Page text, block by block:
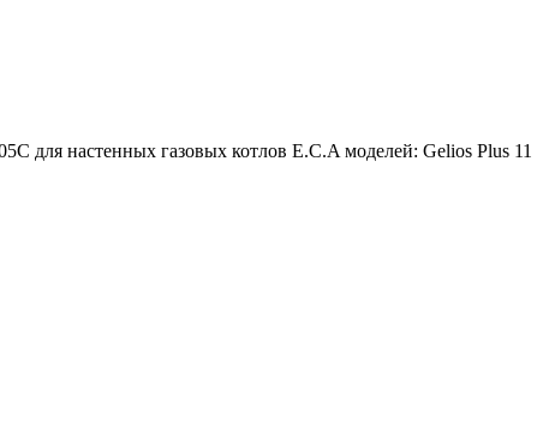
для настенных газовых котлов E.C.A моделей: Gelios Plus 11